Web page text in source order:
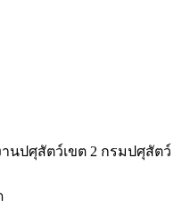
นปศุสัตว์เขต 2 กรมปศุสัตว์